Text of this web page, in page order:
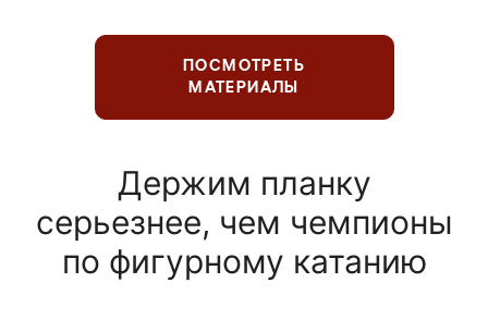
ПОСМОТРЕТЬ
МАТЕРИАЛЫ
Держим планку
серьезнее, чем чемпионы
по фигурному катанию